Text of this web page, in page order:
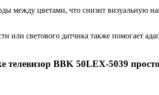
между цветами, что снизит визуальную
или светового датчика также помогает
BBK 50LEX-5039